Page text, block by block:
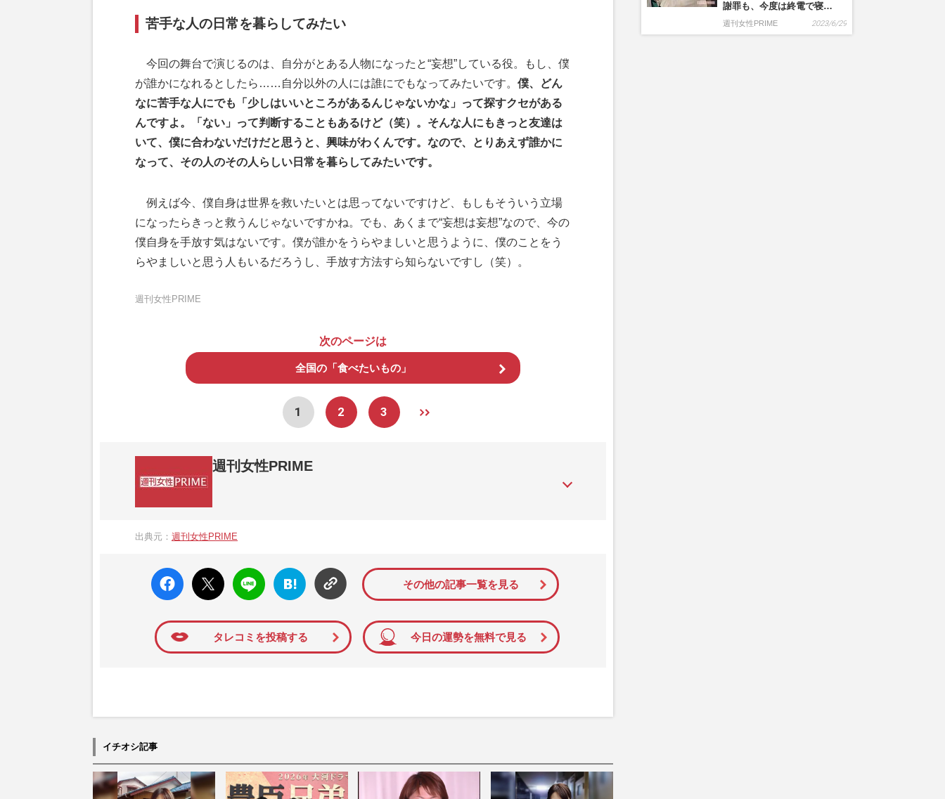
苦手な人の日常を暮らしてみたい
今回の舞台で演じるのは、自分がとある人物になったと“妄想”している役。もし、僕
が誰かになれるとしたら……自分以外の人には誰にでもなってみたいです。 僕、どん
なに苦手な人にでも「少しはいいところがあるんじゃないかな」って探すクセがある
んですよ。「ない」って判断することもあるけど（笑）。そんな人にもきっと友達は
いて、僕に合わないだけだと思うと、興味がわくんです。なので、とりあえず誰かに
なって、その人のその人らしい日常を暮らしてみたいです。
例えば今、僕自身は世界を救いたいとは思ってないですけど、もしもそういう立場
になったらきっと救うんじゃないですかね。でも、あくまで“妄想は妄想”なので、今の
僕自身を手放す気はないです。僕が誰かをうらやましいと思うように、僕のことをう
らやましいと思う人もいるだろうし、手放す方法すら知らないですし（笑）。
週刊女性PRIME
次のページは
全国の「食べたいもの」
1 2 3
週刊女性PRIME
か、女性週刊誌『週刊女性』の誌面に掲載された記事から、インターネット利用者層にとって特に関心の
出典元： 週刊女性PRIME
faceboo
k いい
ね
X ポス
ト
LINE
はてな
ブック
マーク
その他の記事一覧を見る
タレコミを投稿する 今日の運勢を無料で見る
イチオシ記事
謝罪も、今度は終電で寝…
週刊女性PRIME 2023/6/29